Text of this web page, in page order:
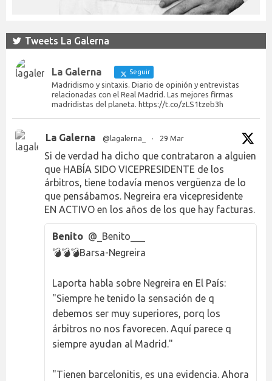
Tweets La Galerna
La Galerna Seguir
Madridismo y sintaxis. Diario de opinión y entrevistas
relacionadas con el Real Madrid. Las mejores firmas
madridistas del planeta. https://t.co/zLS1tzeb3h
La Galerna @lagalerna_ · 29 Mar
Si de verdad ha dicho que contrataron a alguien
que HABÍA SIDO VICEPRESIDENTE de los
árbitros, tiene todavía menos vergüenza de lo
que pensábamos. Negreira era vicepresidente
EN ACTIVO en los años de los que hay facturas.
Benito @_Benito___
💣💣💣Barsa-Negreira
Laporta habla sobre Negreira en El País:
"Siempre he tenido la sensación de q
debemos ser muy superiores, porq los
árbitros no nos favorecen. Aquí parece q
siempre ayudan al Madrid."
"Tienen barcelonitis, es una evidencia. Ahora